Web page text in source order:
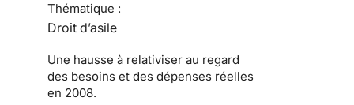
Thématique :
Droit d’asile
Une hausse à relativiser au regard
des besoins et des dépenses réelles
en 2008.